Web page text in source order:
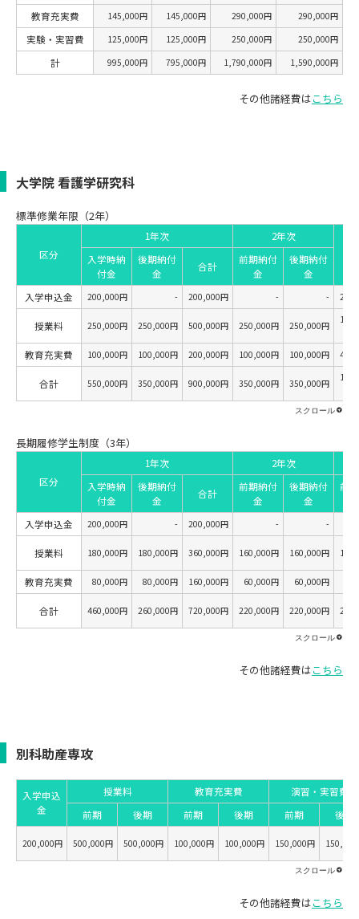
教育充実費 145,000円 145,000円 290,000円 290,000円
実験・実習費 125,000円 125,000円 250,000円 250,000円
計 995,000円 795,000円 1,790,000円 1,590,000円
その他諸経費はこちら
大学院 看護学研究科
標準修業年限（2年）
区分
1年次
2年次
入学時納
付金
後期納付
金
合計
前期納付
金
後期納付
金
入学申込金
200,000円 - 200,000円 - -
授業料 250,000円 250,000円 500,000円 250,000円 250,000円
教育充実費 100,000円 100,000円 200,000円 100,000円 100,000円
合計 550,000円 350,000円 900,000円 350,000円 350,000円
長期履修学生制度（3年）
区分
1年次
2年次
入学時納
付金
後期納付
金
合計
前期納付
金
後期納付
金
前
入学申込金
200,000円 - 200,000円 - -
授業料 180,000円 180,000円 360,000円 160,000円 160,000円
教育充実費 80,000円 80,000円 160,000円 60,000円 60,000円
合計 460,000円 260,000円 720,000円 220,000円 220,000円
その他諸経費はこちら
別科助産専攻
入学申込
金
授業料 教育充実費
演習・実習費
前期
後期 前期 後期 前期 後期
200,000円 500,000円 500,000円 100,000円 100,000円 150,000円 150,000
その他諸経費はこちら